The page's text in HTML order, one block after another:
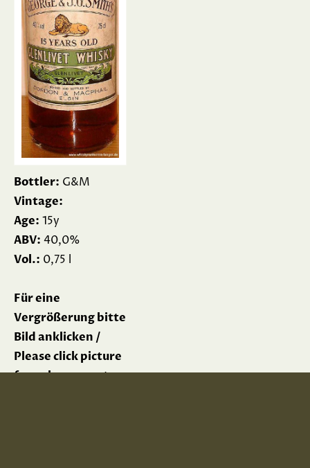
Bottler: G&M
Vintage:
Age: 15y
ABV: 40,0%
Vol.: 0,75 l
Für eine
Vergrößerung bitte
Bild anklicken /
Please click picture
for enlargement